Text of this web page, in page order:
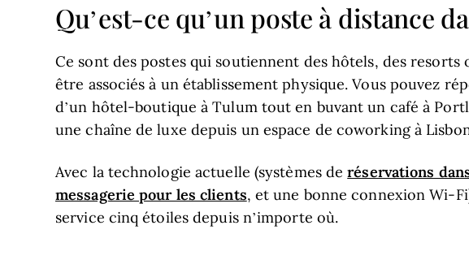
Qu’est-ce qu’un poste à distance
Ce sont des postes qui soutiennent des hôtels, des resorts
être associés à un établissement physique. Vous pouvez
d’un hôtel-boutique à Tulum tout en buvant un café à
une chaîne de luxe depuis un espace de coworking à
Avec la technologie actuelle (systèmes deréservations
messagerie pour les clients, et une bonne connexion Wi-
service cinq étoiles depuis n’importe où.